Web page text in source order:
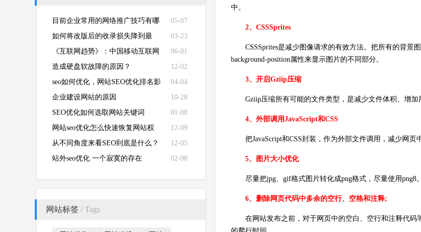
05-07
目前企业常用的网络推广技巧有哪
些呢?
03-23
如何将改版后的收录损失降到最
低？
06-01
《互联网趋势》：中国移动互联网
腾讯阿里百度称雄
12-02
造成硬盘软故障的原因？
04-04
seo如何优化，网站SEO优化排名影
响因素解析？
10-28
企业建设网站的原因
01-08
SEO优化如何选取网站关键词
12-09
网站seo优化怎么快速恢复网站权
重？
12-05
从不同角度来看SEO到底是什么？
02-08
站外seo优化 一个寂寞的存在
网站标签 / Tags
中。
2、CSSSprites
CSSSprites是减少图像请求的有效方法。把所有的背景
background-position属性来显示图片的不同部分。
3、开启Gziip压缩
Gziip压缩所有可能的文件类型，是减少文件体积、增
4、外部调用JavaScript和CSS
把JavaScript和CSS封装，作为外部文件调用，减少网页
5、图片大小优化
尽量把jpg、gif格式图片转化成png格式，尽量使用png8。
6、删除网页代码中多余的空行、空格和注释;
在网站发布之前，对于网页中的空白、空行和注释代